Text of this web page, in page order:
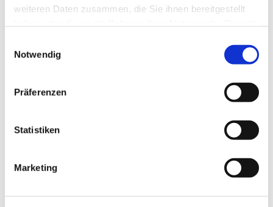
weiteren Daten zusammen, die Sie ihnen bereitgestellt
Notwendig
Präferenzen
Statistiken
Marketing